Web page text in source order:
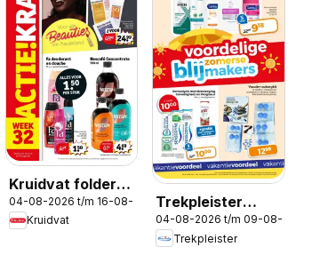
Kruidvat folder
week 32
04-08-2026 t/m 16-08-2026
Kruidvat
Trekpleister
folder
04-08-2026 t/m 09-08-2026
Trekpleister